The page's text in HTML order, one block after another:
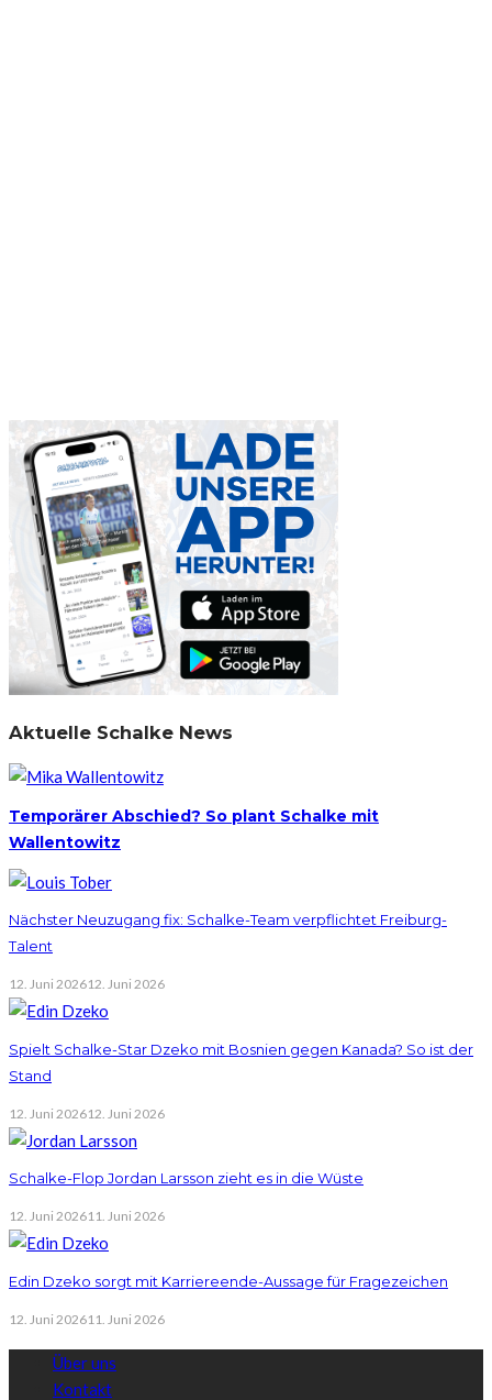
Aktuelle Schalke News
Temporärer Abschied? So plant Schalke mit
Wallentowitz
Nächster Neuzugang fix: Schalke-Team verpflichtet Freiburg-
Talent
12. Juni 202612. Juni 2026
Spielt Schalke-Star Dzeko mit Bosnien gegen Kanada? So ist der
Stand
12. Juni 202612. Juni 2026
Schalke-Flop Jordan Larsson zieht es in die Wüste
12. Juni 202611. Juni 2026
Edin Dzeko sorgt mit Karriereende-Aussage für Fragezeichen
12. Juni 202611. Juni 2026
Über uns
Kontakt